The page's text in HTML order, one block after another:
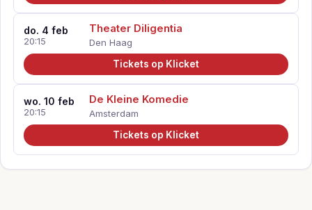
do. 4 feb
20:15
Theater Diligentia
Den Haag
Tickets op Klicket
wo. 10 feb
20:15
De Kleine Komedie
Amsterdam
Tickets op Klicket